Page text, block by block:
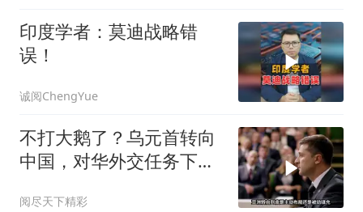
印度学者：莫迪战略错
误！
诚阅ChengYue
不打大鹅了？乌元首转向
中国，对华外交任务下
阅尽天下精彩